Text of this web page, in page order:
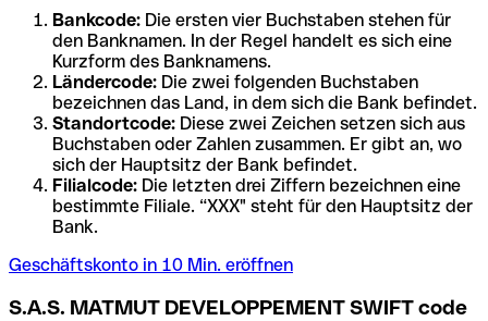
Bankcode: Die ersten vier Buchstaben stehen für
den Banknamen. In der Regel handelt es sich eine
Kurzform des Banknamens.
Ländercode: Die zwei folgenden Buchstaben
bezeichnen das Land, in dem sich die Bank befindet.
Standortcode: Diese zwei Zeichen setzen sich aus
Buchstaben oder Zahlen zusammen. Er gibt an, wo
sich der Hauptsitz der Bank befindet.
Filialcode: Die letzten drei Ziffern bezeichnen eine
bestimmte Filiale. “XXX" steht für den Hauptsitz der
Bank.
Geschäftskonto in 10 Min. eröffnen
S.A.S. MATMUT DEVELOPPEMENT SWIFT code